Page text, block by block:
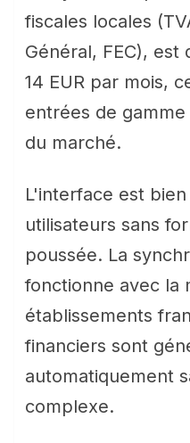
fiscales locales
Général, FEC),
14 EUR par mois,
entrées de
du marché.
L'interface est
utilisateurs sans
poussée. La
fonctionne avec la
établissements
financiers sont
automatiquement
complexe.